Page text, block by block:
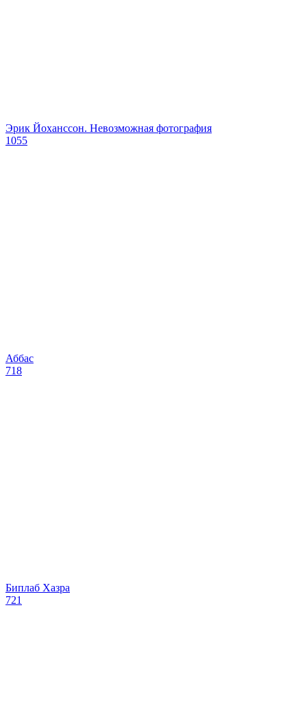
Эрик Йохансcон. Невозможная фотография
1055
Аббас
718
Биплаб Хазра
721